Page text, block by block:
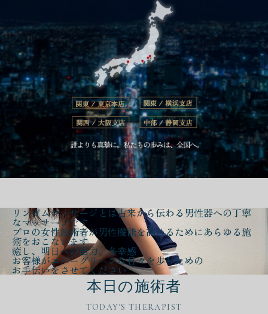
リンガムマッサージとは古来から伝わる男性器への丁寧
なマッサージです
プロの女性施術者が男性機能を高める ためにあらゆる施
術をおこないます
癒し、明日への活力、多幸感
お客様がエバーグリーンな日々を歩むための
お手伝いをさせてください
本日の施術者
TODAY'S THERAPIST